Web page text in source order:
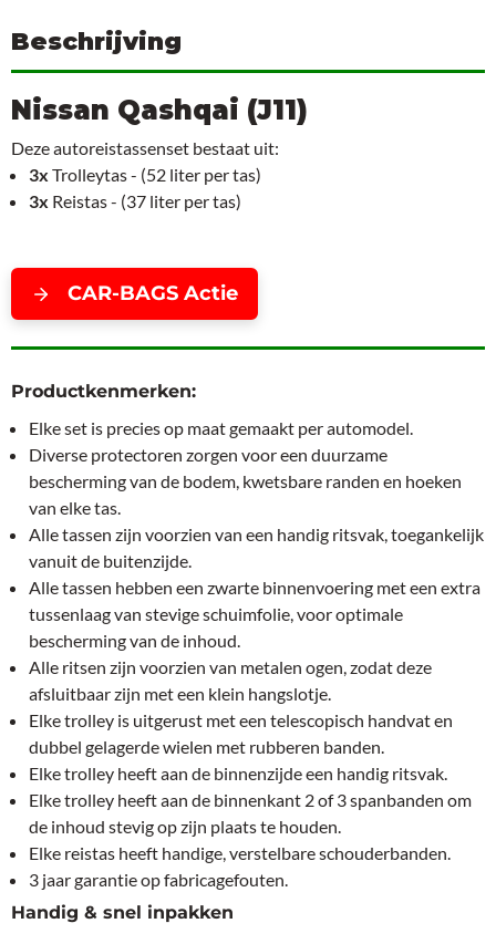
Beschrijving
Nissan Qashqai (J11)
Deze autoreistassenset bestaat uit:
3x Trolleytas - (52 liter per tas)
3x Reistas - (37 liter per tas)
CAR-BAGS Actie
Productkenmerken:
Elke set is precies op maat gemaakt per automodel.
Diverse protectoren zorgen voor een duurzame
bescherming van de bodem, kwetsbare randen en hoeken
van elke tas.
Alle tassen zijn voorzien van een handig ritsvak, toegankelijk
vanuit de buitenzijde.
Alle tassen hebben een zwarte binnenvoering met een extra
tussenlaag van stevige schuimfolie, voor optimale
bescherming van de inhoud.
Alle ritsen zijn voorzien van metalen ogen, zodat deze
afsluitbaar zijn met een klein hangslotje.
Elke trolley is uitgerust met een telescopisch handvat en
dubbel gelagerde wielen met rubberen banden.
Elke trolley heeft aan de binnenzijde een handig ritsvak.
Elke trolley heeft aan de binnenkant 2 of 3 spanbanden om
de inhoud stevig op zijn plaats te houden.
Elke reistas heeft handige, verstelbare schouderbanden.
3 jaar garantie op fabricagefouten.
Handig & snel inpakken